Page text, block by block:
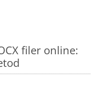
filer online: